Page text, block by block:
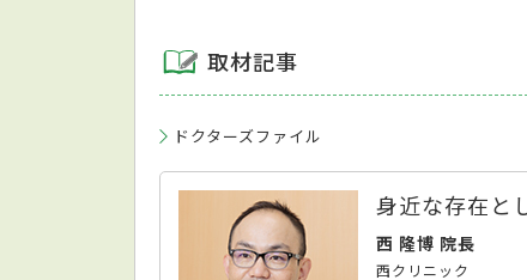
取材記事
ドクターズファイル
身近な存在と
西 隆博 院長
西クリニック